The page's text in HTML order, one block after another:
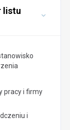
listu
pracy i firmy
i